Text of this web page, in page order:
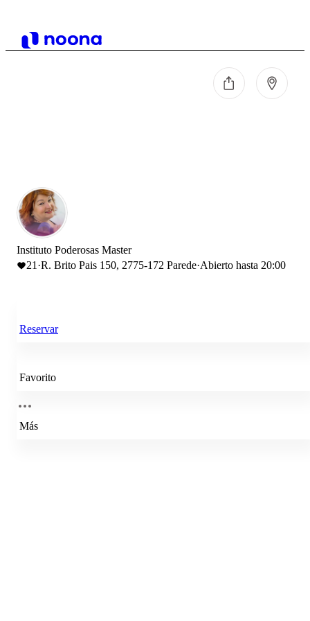
Instituto Poderosas Master
21 ·R. Brito Pais 150, 2775-172 Parede·Abierto hasta 20:00
Reservar
Favorito
Más